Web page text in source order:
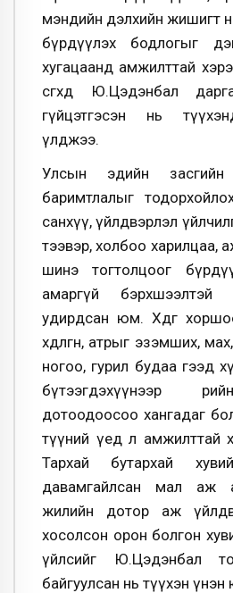
мэндийн дэлхийн жишигт
бүрдүүлэх бодлогыг
хугацаанд амжилттай
өсгөхөд Ю.Цэдэнбал
гүйцэтгэсэн нь
үлджээ.
Улсын эдийн
баримтлалыг
санхүү, үйлдвэрлэл
тээвэр, холбоо харилцаа,
шинэ тогтолцоог
амаргүй
удирдсан юм. Хөдөөг
хөдөлгөөн, атрыг эзэмших,
ногоо, гурил будаа гээд
бүтээгдэхүүнээр
дотоодоосоо хангадаг
түүний үед л амжилттай
Тархай бутархай
давамгайлсан мал аж
жилийн дотор аж
хосолсон орон болгон
үйлсийг Ю.Цэдэнбал
байгуулсан нь түүхэн үнэн